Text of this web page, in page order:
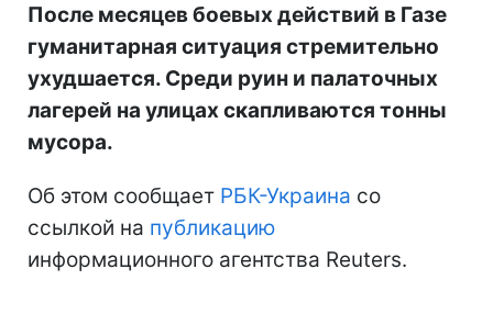
После месяцев боевых действий в Газе
гуманитарная ситуация стремительно
ухудшается. Среди руин и палаточных
лагерей на улицах скапливаются тонны
мусора.
Об этом сообщает РБК-Украина со
ссылкой на публикацию
информационного агентства Reuters.